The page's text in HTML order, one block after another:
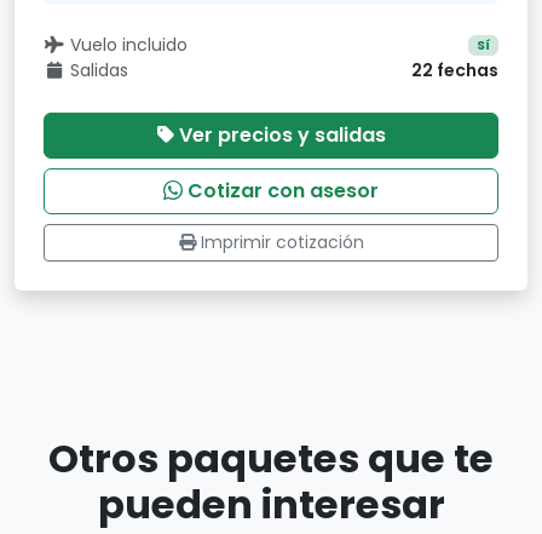
Vuelo incluido Sí
Salidas 22 fechas
Ver precios y salidas
Cotizar con asesor
Imprimir cotización
Otros paquetes que te
pueden interesar